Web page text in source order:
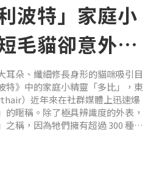
波特」家庭小
毛貓卻意外超
必知5件事
耳朵、纖細修長身形的貓咪吸引目
特》中的家庭小精靈「多比」，東
）近年來在社群媒體上迅速爆
的暱稱。除了極具辨識度的外表，
之稱，因為牠們擁有超過 300 種毛
一，牠們高智商、超級黏人又愛
能適應。如果你正考慮迎接這位